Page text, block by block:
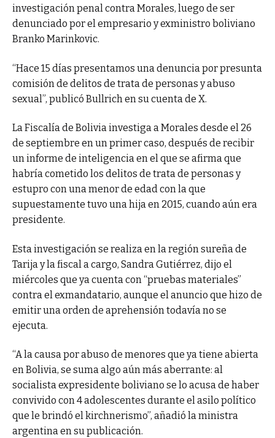
investigación penal contra Morales, luego de ser
denunciado por el empresario y exministro boliviano
Branko Marinkovic.
“Hace 15 días presentamos una denuncia por presunta
comisión de delitos de trata de personas y abuso
sexual”, publicó Bullrich en su cuenta de X.
La Fiscalía de Bolivia investiga a Morales desde el 26
de septiembre en un primer caso, después de recibir
un informe de inteligencia en el que se afirma que
habría cometido los delitos de trata de personas y
estupro con una menor de edad con la que
supuestamente tuvo una hija en 2015, cuando aún era
presidente.
Esta investigación se realiza en la región sureña de
Tarija y la fiscal a cargo, Sandra Gutiérrez, dijo el
miércoles que ya cuenta con “pruebas materiales”
contra el exmandatario, aunque el anuncio que hizo de
emitir una orden de aprehensión todavía no se
ejecuta.
“A la causa por abuso de menores que ya tiene abierta
en Bolivia, se suma algo aún más aberrante: al
socialista expresidente boliviano se lo acusa de haber
convivido con 4 adolescentes durante el asilo político
que le brindó el kirchnerismo”, añadió la ministra
argentina en su publicación.